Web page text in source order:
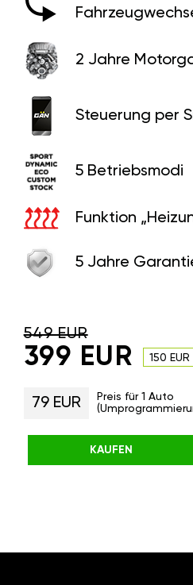
2 Jahre
Steuerung per
5 Betriebsmodi
Funktion
5 Jahre
549 EUR
399 EUR 150 EUR
79 EUR
Preis für 1 Auto
KAUFEN